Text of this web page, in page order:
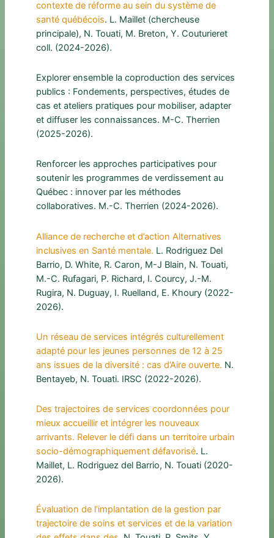
contexte de réforme au sein du système de
santé québécois. L. Maillet (chercheuse
principale), N. Touati, M. Breton, Y. Couturieret
coll. (2024-2026).
Explorer ensemble la coproduction des services
publics : Fondements, perspectives, études de
cas et ateliers pratiques pour mobiliser, adapter
et diffuser les connaissances. M-C. Therrien
(2025-2026).
Renforcer les approches participatives pour
soutenir les programmes de verdissement au
Québec : innover par les méthodes
collaboratives. M.-C. Therrien (2024-2026).
Alliance de recherche et d’action Alternatives
inclusives en Santé mentale. L. Rodriguez Del
Barrio, D. White, R. Caron, M-J Blain, N. Touati,
M.-C. Rufagari, P. Richard, I. Courcy, J.-M.
Rugira, N. Duguay, I. Ruelland, E. Khoury (2022-
2026).
Un réseau de services intégrés culturellement
adapté pour les jeunes personnes de 12 à 25
ans issues de la diversité : cas d’Aire ouverte. N.
Bentayeb, N. Touati. IRSC (2022-2026).
Des trajectoires de services coordonnées pour
mieux accueillir et intégrer les nouveaux
arrivants. Relever le défi dans un territoire urbain
socio-démographiquement défavorisé. L.
Maillet, L. Rodriguez del Barrio, N. Touati (2020-
2026).
Évaluation de l’implantation de la gestion par
trajectoire de soins et services et de la variation